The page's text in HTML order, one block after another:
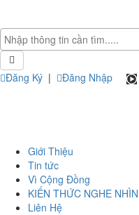
Đăng Ký | Đăng Nhập
Giới Thiệu
Tin tức
Vì Cộng Đồng
KIẾN THỨC NGHE NHÌN
Liên Hệ